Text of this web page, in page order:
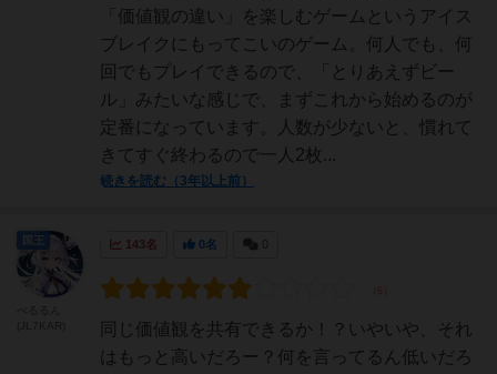
「価値観の違い」を楽しむゲームというアイス
ブレイクにもってこいのゲーム。何人でも、何
回でもプレイできるので、「とりあえずビー
ル」みたいな感じで、まずこれから始めるのが
定番になっています。人数が少ないと、慣れて
きてすぐ終わるので一人2枚...
続きを読む（3年以上前）
143名 0名
同じ価値観を共有できるか！？いやいや、それ
はもっと高いだろー？何を言ってるん低いだろ
国王